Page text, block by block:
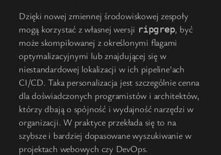
Dzięki nowej zmiennej środowiskowej zespoły
mogą korzystać z własnej wersji ripgrep, być
może skompilowanej z określonymi flagami
optymalizacyjnymi lub znajdującej się w
niestandardowej lokalizacji w ich pipeline'ach
CI/CD. Taka personalizacja jest szczególnie cenna
dla doświadczonych programistów i architektów,
którzy dbają o spójność i wydajność narzędzi w
organizacji. W praktyce przekłada się to na
szybsze i bardziej dopasowane wyszukiwanie w
projektach webowych czy DevOps.